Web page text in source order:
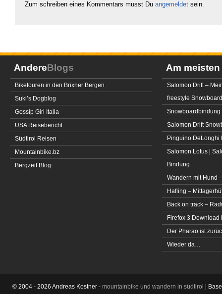
Zum schreiben eines Kommentars musst Du angemeldet sein.
AndereBlogs
Biketouren in den Brixner Bergen
Suki’s Dogblog
Gossip Girl Italia
USA Reisebericht
Südtirol Reisen
Mountainbike.bz
Bergzeit Blog
Am meisten
Salomon Drift –
freestyle Snowboard
Snowboardbindung
Salomon Drift
Pinguino DeLonghi
Salomon Lotus |
Bindung
Wandern mit Hund
Hafling –
Back on track –
Firefox 3 Download
Der Pharao ist
Wieder da…
© 2004 - 2026 Andreas Kostner - mountainbike und wandern in südtirol |